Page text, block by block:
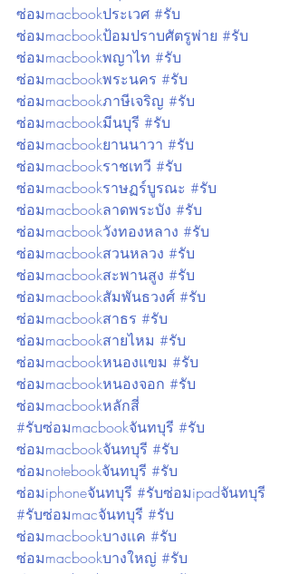
ซ่อมmacbookประเวศ #รับ
ซ่อมmacbookป้อมปราบศัตรูพ่าย #รับ
ซ่อมmacbookพญาไท #รับ
ซ่อมmacbookพระนคร #รับ
ซ่อมmacbookภาษีเจริญ #รับ
ซ่อมmacbookมีนบุรี #รับ
ซ่อมmacbookยานนาวา #รับ
ซ่อมmacbookราชเทวี #รับ
ซ่อมmacbookราษฏร์บูรณะ #รับ
ซ่อมmacbookลาดพระบัง #รับ
ซ่อมmacbookวังทองหลาง #รับ
ซ่อมmacbookสวนหลวง #รับ
ซ่อมmacbookสะพานสูง #รับ
ซ่อมmacbookสัมพันธวงศ์ #รับ
ซ่อมmacbookสาธร #รับ
ซ่อมmacbookสายไหม #รับ
ซ่อมmacbookหนองแขม #รับ
ซ่อมmacbookหนองจอก #รับ
ซ่อมmacbookหลักสี่
#รับซ่อมmacbookจันทบุรี #รับ
ซ่อมmacbookจันทบุรี #รับ
ซ่อมnotebookจันทบุรี #รับ
ซ่อมiphoneจันทบุรี #รับซ่อมipadจันทบุรี
#รับซ่อมmacจันทบุรี #รับ
ซ่อมmacbookบางเเค #รับ
ซ่อมmacbookบางใหญ่ #รับ